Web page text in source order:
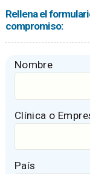
Rellena el
compromiso:
Nombre
Clínica o
País